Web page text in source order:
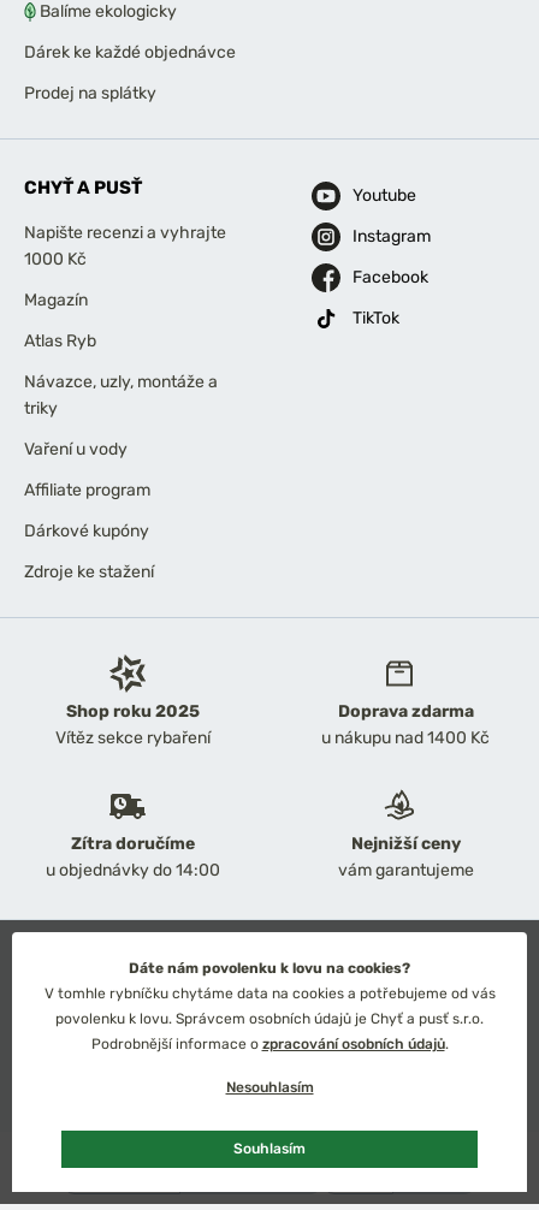
Shop roku 2025
Vítěz sekce rybaření
Doprava zdarma
u nákupu nad 1400 Kč
Zítra doručíme
u objednávky do 14:00
Nejnižší ceny
vám garantujeme
Balíme ekologicky
Dárek ke každé objednávce
Prodej na splátky
CHYŤ A PUSŤ
Napište recenzi a vyhrajte
1000 Kč
Magazín
Atlas Ryb
Návazce, uzly, montáže a
triky
Vaření u vody
Affiliate program
Dárkové kupóny
Zdroje ke stažení
Youtube
Instagram
Facebook
TikTok
Obchodní podmínky
Ochrana osobních údajů
Technické řešení: Simplia s.r.o.
Strategický design: Petr Široký
Dáte nám povolenku k lovu na cookies?
V tomhle rybníčku chytáme data na cookies a potřebujeme od vás
povolenku k lovu. Správcem osobních údajů je Chyť a pusť s.r.o.
Podrobnější informace o zpracování osobních údajů.
Nesouhlasím
Souhlasím